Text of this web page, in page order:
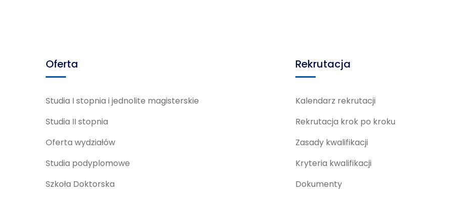
Oferta
Studia I stopnia i jednolite magisterskie
Studia II stopnia
Oferta wydziałów
Studia podyplomowe
Szkoła Doktorska
Rekrutacja
Kalendarz rekrutacji
Rekrutacja krok po kroku
Zasady kwalifikacji
Kryteria kwalifikacji
Dokumenty